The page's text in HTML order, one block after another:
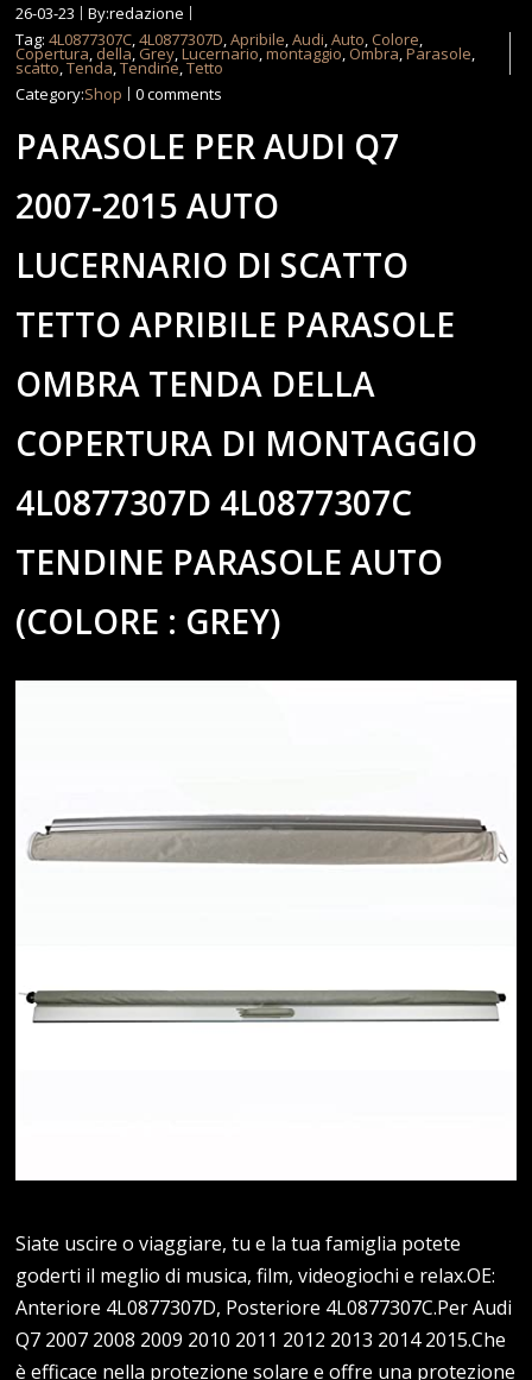
26-03-23
By:redazione
Tag:4L0877307C,4L0877307D,Apribile,Audi,Auto, Colore,
Copertura, della, Grey,Lucernario,montaggio, Ombra,Parasole,
scatto,Tenda,Tendine,Tetto
Category:Shop 0 comments
PARASOLE PER AUDI Q7
2007-2015 AUTO
LUCERNARIO DI SCATTO
TETTO APRIBILE PARASOLE
OMBRA TENDA DELLA
COPERTURA DI MONTAGGIO
4L0877307D 4L0877307C
TENDINE PARASOLE AUTO
(COLORE : GREY)
Siate uscire o viaggiare, tu e la tua famiglia potete
goderti il meglio di musica, film, videogiochi e relax.OE:
Anteriore 4L0877307D, Posteriore 4L0877307C.Per Audi
Q7 2007 2008 2009 2010 2011 2012 2013 2014 2015.Che
è efficace nella protezione solare e offre una protezione